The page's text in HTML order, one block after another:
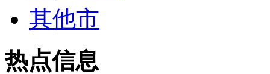
其他市
热点信息